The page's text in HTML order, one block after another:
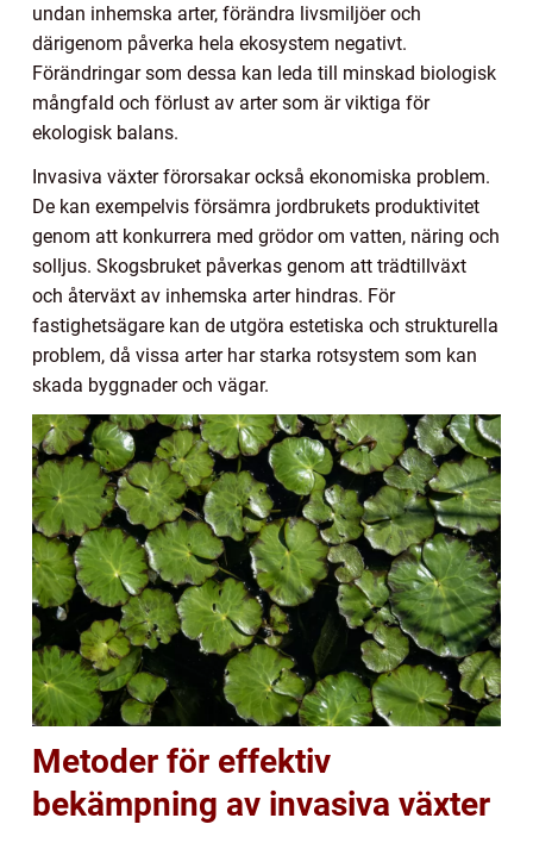
undan inhemska arter, förändra livsmiljöer och
därigenom påverka hela ekosystem negativt.
Förändringar som dessa kan leda till minskad biologisk
mångfald och förlust av arter som är viktiga för
ekologisk balans.
Invasiva växter förorsakar också ekonomiska problem.
De kan exempelvis försämra jordbrukets produktivitet
genom att konkurrera med grödor om vatten, näring och
solljus. Skogsbruket påverkas genom att trädtillväxt
och återväxt av inhemska arter hindras. För
fastighetsägare kan de utgöra estetiska och strukturella
problem, då vissa arter har starka rotsystem som kan
skada byggnader och vägar.
Metoder för effektiv
bekämpning av invasiva växter